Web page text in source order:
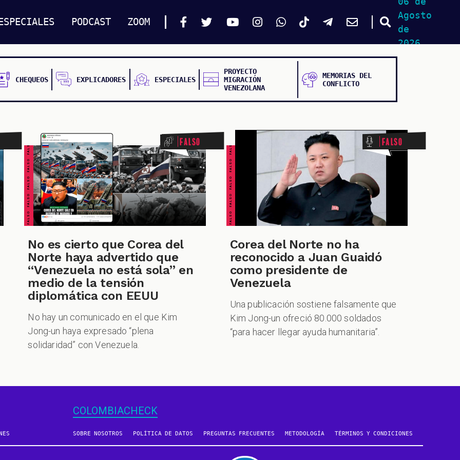
PODCAST ZOOM
Agosto
de
2026
CHEQUEOS EXPLICADORES ESPECIALES
PROYECTO
MIGRACIÓN
VENEZOLANA
MEMORIAS DEL
CONFLICTO
FALSO FALSO FALSO FALSO FALSO FALSO FALSO Falso
No es cierto que Corea del
Norte haya advertido que
“Venezuela no está sola” en
medio de la tensión
diplomática con EEUU
No hay un comunicado en el que Kim
Jong-un haya expresado “plena
solidaridad” con Venezuela.
FALSO FALSO FALSO FALSO FALSO FALSO FALSO Falso
Corea del Norte no ha
reconocido a Juan Guaidó
como presidente de
Venezuela
Una publicación sostiene falsamente que
Kim Jong-un ofreció 80.000 soldados
“para hacer llegar ayuda humanitaria”.
COLOMBIACHECK
SOBRE NOSOTROS POLÍTICA DE DATOS PREGUNTAS FRECUENTES METODOLOGÍA TÉRMINOS Y CONDICIONES